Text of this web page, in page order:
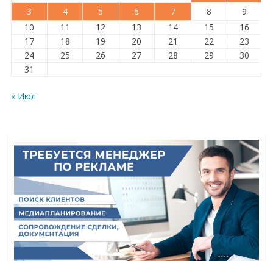
3
4 5 6 7 8
9
10
11 12 13 14 15
16
17
18 19 20 21 22
23
24
25 26 27 28 29
30
31
« Июл